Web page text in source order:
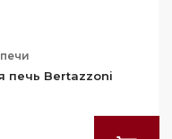
печь Bertazzoni